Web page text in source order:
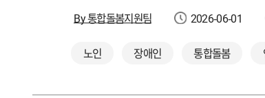
By 통합돌봄지원팀 2026-06-01
노인 장애인 통합돌봄